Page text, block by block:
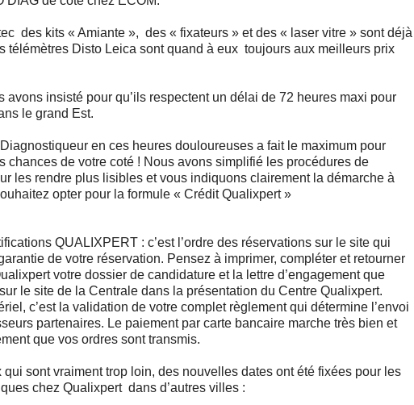
des kits « Amiante », des « fixateurs » et des « laser vitre » sont déjà
télémètres Disto Leica sont quand à eux toujours aux meilleurs prix
avons insisté pour qu’ils respectent un délai de 72 heures maxi pour
le grand Est.
en ces heures douloureuses a fait le maximum pour
chances de votre coté ! Nous avons simplifié les procédures de
les rendre plus lisibles et vous indiquons clairement la démarche à
opter pour la formule « Crédit Qualixpert »
QUALIXPERT : c’est l’ordre des réservations sur le site qui
de votre réservation. Pensez à imprimer, compléter et retourner
votre dossier de candidature et la lettre d’engagement que
le site de la Centrale dans la présentation du Centre Qualixpert.
c’est la validation de votre complet règlement qui détermine l’envoi
partenaires. Le paiement par carte bancaire marche très bien et
que vos ordres sont transmis.
qui sont vraiment trop loin, des nouvelles dates ont été fixées pour les
chez Qualixpert dans d’autres villes :